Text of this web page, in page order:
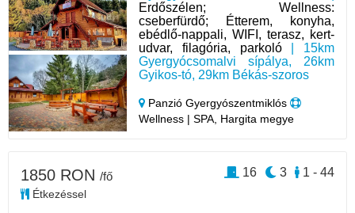
Erdőszélen; Wellness:
cseberfürdő; Étterem, konyha,
ebédlő-nappali, WIFI, terasz, kert-
udvar, filagória, parkoló| 15km
Gyergyócsomalvi sípálya, 26km
Gyikos-tó, 29km Békás-szoros
Panzió Gyergyószentmiklós
Wellness | SPA, Hargita megye
1850 RON /fő
Étkezéssel
1 - 44
3
16